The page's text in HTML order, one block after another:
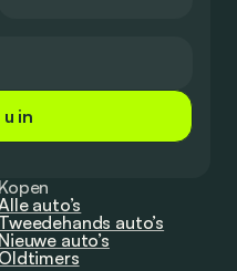
in
Kopen
auto’s
Tweedehands auto’s
Nieuwe auto’s
Oldtimers